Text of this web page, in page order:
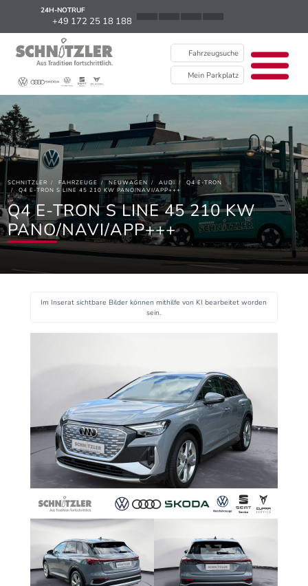
24H-NOTRUF
+49 172 25 18 188
Fahrzeugsuche
Mein Parkplatz
News
Kontakt / Standorte
Über uns
Newsletter
EU Data Act
SCHNITZLER FAHRZEUGE NEUWAGEN AUDI
Q4 E-TRON
Q4 E-TRON S LINE 45 210 KW PANO/NAVI/APP+++
Q4 E-TRON S LINE 45 210 KW
PANO/NAVI/APP+++
Im Inserat sichtbare Bilder können mithilfe von KI bearbeitet worden
sein.